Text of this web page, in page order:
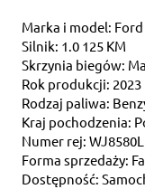
Marka i model: Ford
Silnik: 1.0 125 KM
Skrzynia biegów:
Rok produkcji: 2023
Rodzaj paliwa:
Kraj pochodzenia:
Numer rej: WJ8580L
Forma sprzedaży:
Dostępność: